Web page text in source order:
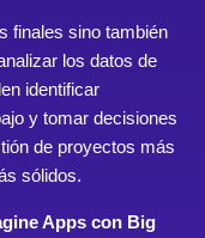
finales sino también
los datos de
identificar
y tomar decisiones
de proyectos más
sólidos.
Apps con Big